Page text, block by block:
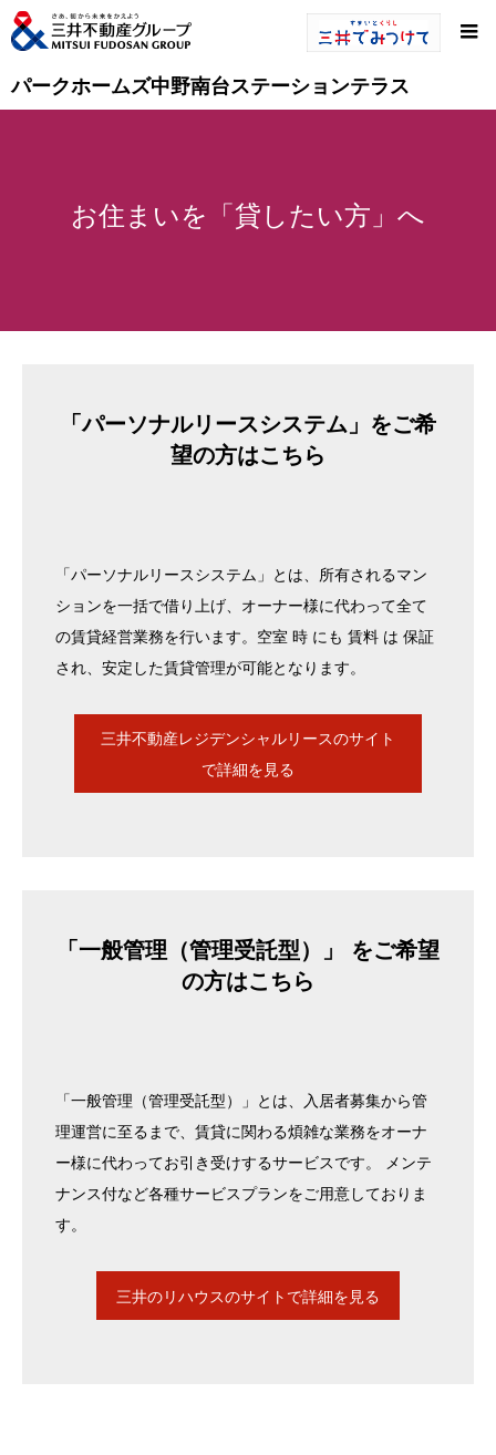
パークホームズ中野南台ステーションテラス
お住まいを「貸したい方」へ
「パーソナルリースシステム」をご希
望の方はこちら
「パーソナルリースシステム」とは、所有されるマン
ションを一括で借り上げ、オーナー様に代わって全て
の賃貸経営業務を行います。空室 時 にも 賃料 は 保証
され、安定した賃貸管理が可能となります。
三井不動産レジデンシャルリースのサイト
で詳細を見る
「一般管理（管理受託型）」 をご希望
の方はこちら
「一般管理（管理受託型）」とは、入居者募集から管
理運営に至るまで、賃貸に関わる煩雑な業務をオーナ
ー様に代わってお引き受けするサービスです。 メンテ
ナンス付など各種サービスプランをご用意しておりま
す。
三井のリハウスのサイトで詳細を見る